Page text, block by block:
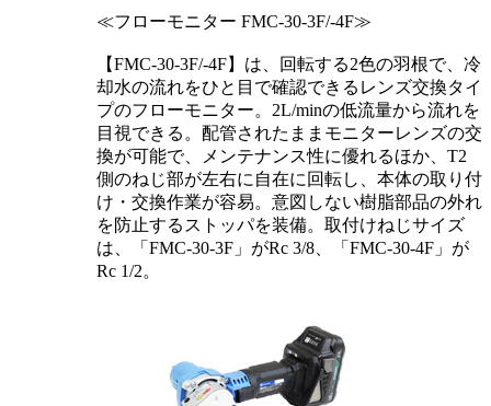
≪フローモニター FMC-30-3F/-4F≫
【FMC-30-3F/-4F】は、回転する2色の羽根で、冷
却水の流れをひと目で確認できるレンズ交換タイ
プのフローモニター。2L/minの低流量から流れを
目視できる。配管されたままモニターレンズの交
換が可能で、メンテナンス性に優れるほか、T2
側のねじ部が左右に自在に回転し、本体の取り付
け・交換作業が容易。意図しない樹脂部品の外れ
を防止するストッパを装備。取付けねじサイズ
は、「FMC-30-3F」がRc 3/8、「FMC-30-4F」が
Rc 1/2。